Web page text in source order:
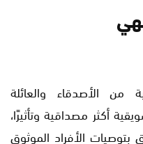
الأصدقاء والعائلة
أكثر مصداقية وتأثيرًا،
بتوصيات الأفراد الموثوق